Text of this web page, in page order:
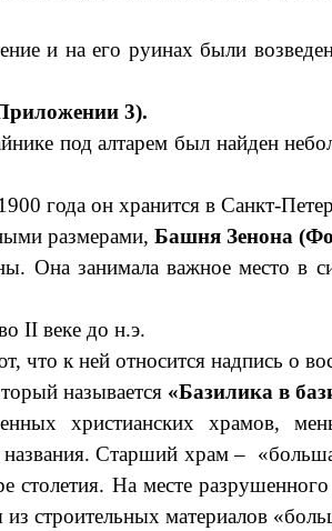
и на его руинах были
3).
под алтарем был найден
года он хранится в Санкт-
размерами,Башня Зенона
Она занимала важное место в
II веке до н.э.
что к ней относится надпись о
называется «Базилика в
христианских храмов,
Старший храм –
столетия. На месте
строительных материалов